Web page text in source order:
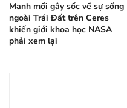
Manh mối gây sốc về sự sống
ngoài Trái Đất trên Ceres
khiến giới khoa học NASA
phải xem lại